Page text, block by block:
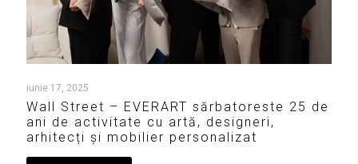
iunie 17, 2025
Wall Street – EVERART sărbatoreste 25 de
ani de activitate cu artă, designeri,
arhitecți și mobilier personalizat